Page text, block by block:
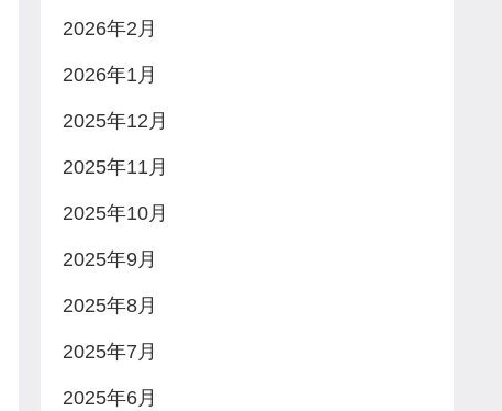
2026年2月
2026年1月
2025年12月
2025年11月
2025年10月
2025年9月
2025年8月
2025年7月
2025年6月